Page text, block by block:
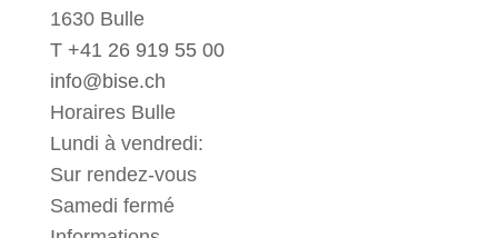
1630 Bulle
T +41 26 919 55 00
info@bise.ch
Horaires Bulle
Lundi à vendredi:
Sur rendez-vous
Samedi fermé